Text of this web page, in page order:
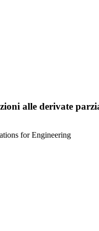
alle derivate
for Engineering